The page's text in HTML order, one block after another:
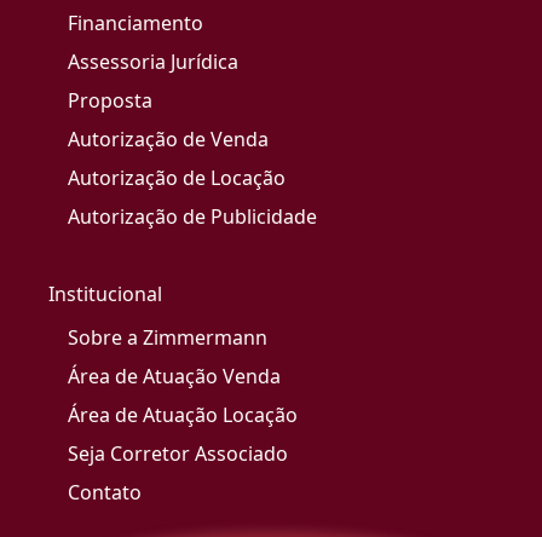
Financiamento
Assessoria Jurídica
Proposta
Autorização de Venda
Autorização de Locação
Autorização de Publicidade
Institucional
Sobre a Zimmermann
Área de Atuação Venda
Área de Atuação Locação
Seja Corretor Associado
Contato